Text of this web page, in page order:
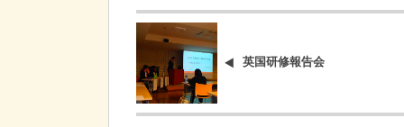
英国研修報告会